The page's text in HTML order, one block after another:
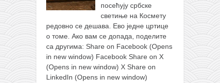
посећују србске
светиње на Космету
редовно се дешава. Ево једне цртице
о томе. Ако вам се допада, поделите
са другима: Share on Facebook (Opens
in new window) Facebook Share on X
(Opens in new window) X Share on
LinkedIn (Opens in new window)